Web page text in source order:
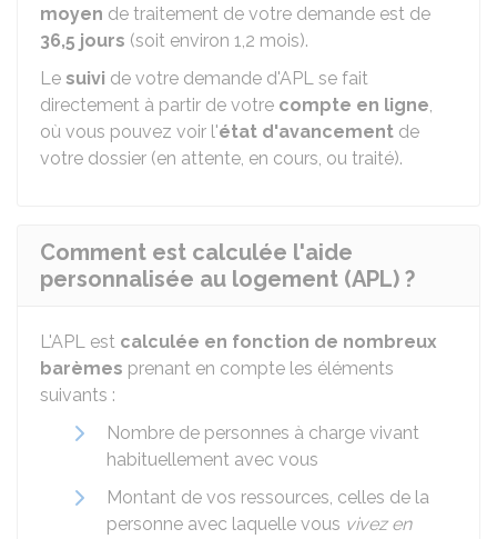
moyen de traitement de votre demande est de
36,5 jours (soit environ 1,2 mois).
Le suivi de votre demande d'APL se fait
directement à partir de votre compte en ligne,
où vous pouvez voir l'état d'avancement de
votre dossier (en attente, en cours, ou traité).
Comment est calculée l'aide
personnalisée au logement (APL) ?
L'APL est calculée en fonction de nombreux
barèmes prenant en compte les éléments
suivants :
Nombre de personnes à charge vivant
habituellement avec vous
Montant de vos ressources, celles de la
personne avec laquelle vous vivez en